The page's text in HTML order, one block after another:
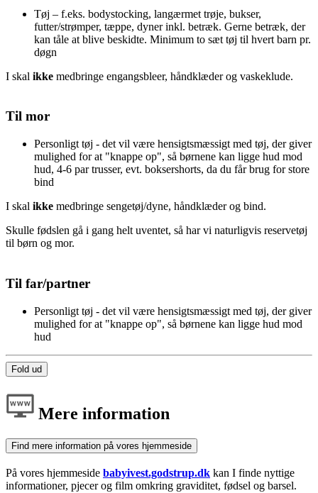
Tøj – f.eks. bodystocking, langærmet trøje, bukser,
futter/strømper, tæppe, dyner inkl. betræk. Gerne betræk, der
kan tåle at blive beskidte. Minimum to sæt tøj til hvert barn pr.
døgn
I skal ikke medbringe engangsbleer, håndklæder og vaskeklude.
Til mor
Personligt tøj - det vil være hensigtsmæssigt med tøj, der giver
mulighed for at "knappe op", så børnene kan ligge hud mod
hud, 4-6 par trusser, evt. boksershorts, da du får brug for store
bind
I skal ikke medbringe sengetøj/dyne, håndklæder og bind.
Skulle fødslen gå i gang helt uventet, så har vi naturligvis reservetøj
til børn og mor.
Til far/partner
Personligt tøj - det vil være hensigtsmæssigt med tøj, der giver
mulighed for at "knappe op", så børnene kan ligge hud mod
hud
Fold ud
Mere information
Find mere information på vores hjemmeside
På vores hjemmeside babyivest.godstrup.dk kan I finde nyttige
informationer, pjecer og film omkring graviditet, fødsel og barsel.